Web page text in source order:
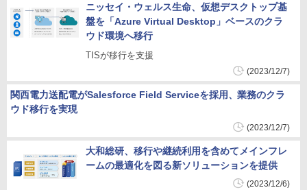
ニッセイ・ウェルス生命、仮想デスクトップ基
盤を「Azure Virtual Desktop」ベースのクラ
ウド環境へ移行
TISが移行を支援
(2023/12/7)
関西電力送配電がSalesforce Field Serviceを採用、業務のクラ
ウド移行を実現
(2023/12/7)
大和総研、移行や継続利用を含めてメインフレ
ームの最適化を図る新ソリューションを提供
(2023/12/6)